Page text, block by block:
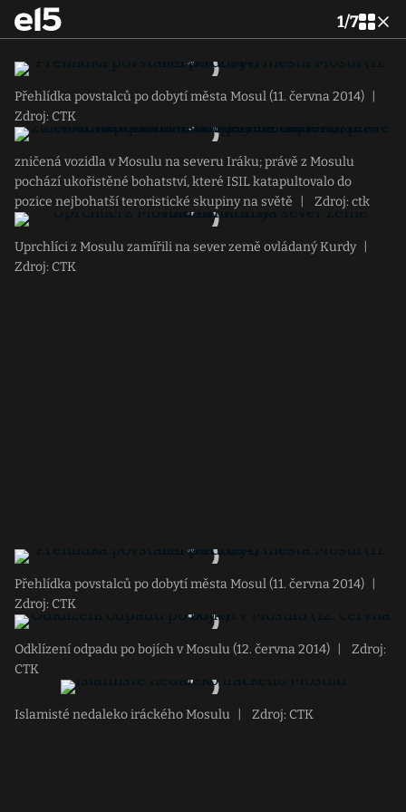
1/7
Přehlídka povstalců po dobytí města Mosul (11. června 2014)
Zdroj: CTK
zničená vozidla v Mosulu na severu Iráku; právě z Mosulu
pochází ukořistěné bohatství, které ISIL katapultovalo do
pozice nejbohatší teroristické skupiny na světě
Zdroj: ctk
Uprchlíci z Mosulu zamířili na sever země ovládaný Kurdy
Zdroj: CTK
Přehlídka povstalců po dobytí města Mosul (11. června 2014)
Zdroj: CTK
Odklízení odpadu po bojích v Mosulu (12. června 2014)
Zdroj:
CTK
Islamisté nedaleko iráckého Mosulu Zdroj: CTK